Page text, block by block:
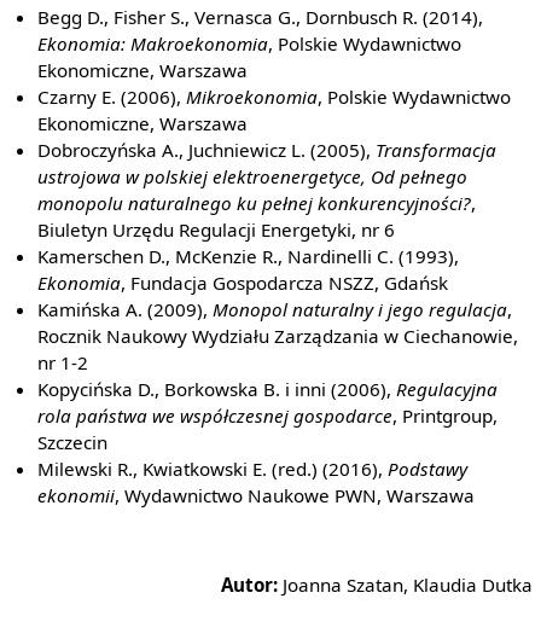
Begg D., Fisher S., Vernasca G., Dornbusch R. (2014),
Ekonomia: Makroekonomia, Polskie Wydawnictwo
Ekonomiczne, Warszawa
Czarny E. (2006), Mikroekonomia, Polskie Wydawnictwo
Ekonomiczne, Warszawa
Dobroczyńska A., Juchniewicz L. (2005), Transformacja
ustrojowa w polskiej elektroenergetyce, Od pełnego
monopolu naturalnego ku pełnej konkurencyjności?,
Biuletyn Urzędu Regulacji Energetyki, nr 6
Kamerschen D., McKenzie R., Nardinelli C. (1993),
Ekonomia, Fundacja Gospodarcza NSZZ, Gdańsk
Kamińska A. (2009), Monopol naturalny i jego regulacja,
Rocznik Naukowy Wydziału Zarządzania w Ciechanowie,
nr 1-2
Kopycińska D., Borkowska B. i inni (2006), Regulacyjna
rola państwa we współczesnej gospodarce, Printgroup,
Szczecin
Milewski R., Kwiatkowski E. (red.) (2016), Podstawy
ekonomii, Wydawnictwo Naukowe PWN, Warszawa
Autor: Joanna Szatan, Klaudia Dutka